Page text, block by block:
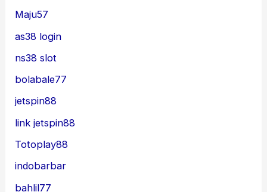
Maju57
as38 login
ns38 slot
bolabale77
jetspin88
link jetspin88
Totoplay88
indobarbar
bahlil77